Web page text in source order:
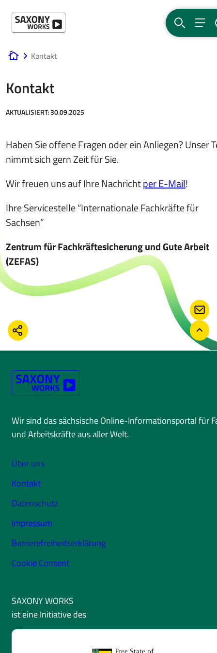
SUCHE
www.saxony-works.com
Kontakt
Kontakt
AKTUALISIERT:30.09.2025
Haben Sie offene Fragen oder ein Anliegen? Unser
nimmt sich gern Zeit für Sie.
Wir freuen uns auf Ihre Nachrichtper E-Mail!
Ihre Servicestelle “Internationale Fachkräfte für
Sachsen”
Zentrum für Fachkräftesicherung und Gute Arbeit
(ZEFAS)
TEILEN
Wir sind das sächsische Online-Informationsportal für
und Arbeitskräfte aus aller Welt.
Über uns
Kontakt
Datenschutz
Impressum
Barrierefreiheitserklärung
Cookie Consent
SAXONY WORKS
ist eine Initiative des